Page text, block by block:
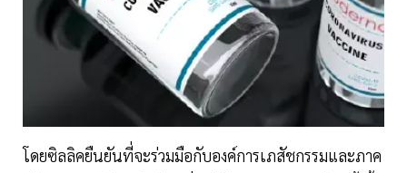
โดยซิลลิคยืนยันที่จะร่วมมือกับองค์การเภสัชกรรมและภาค